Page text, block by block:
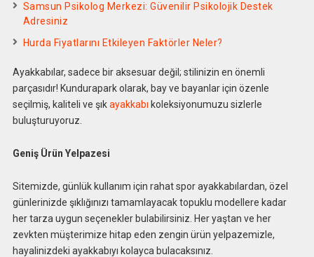
Samsun Psikolog Merkezi: Güvenilir Psikolojik Destek
Adresiniz
Hurda Fiyatlarını Etkileyen Faktörler Neler?
Ayakkabılar, sadece bir aksesuar değil; stilinizin en önemli
parçasıdır! Kundurapark olarak, bay ve bayanlar için özenle
seçilmiş, kaliteli ve şıkayakkabı koleksiyonumuzu sizlerle
buluşturuyoruz.
Geniş Ürün Yelpazesi
Sitemizde, günlük kullanım için rahat spor ayakkabılardan, özel
günlerinizde şıklığınızı tamamlayacak topuklu modellere kadar
her tarza uygun seçenekler bulabilirsiniz. Her yaştan ve her
zevkten müşterimize hitap eden zengin ürün yelpazemizle,
hayalinizdeki ayakkabıyı kolayca bulacaksınız.